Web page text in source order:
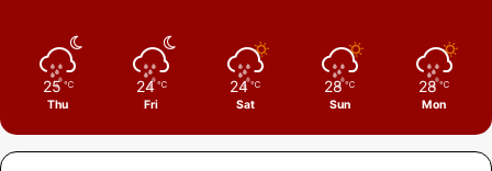
25 ℃
Thu
24 ℃
Fri
24 ℃
Sat
28 ℃
Sun
28 ℃
Mon